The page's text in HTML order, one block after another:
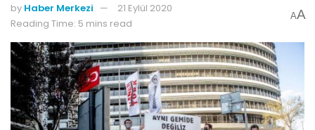
by Haber Merkezi
21 Eylül 2020
Reading Time: 5 mins read
AA